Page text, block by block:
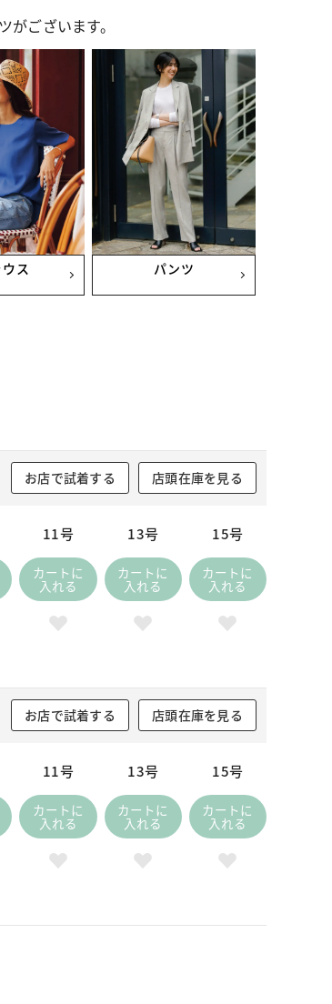
ございます。
ス パンツ
お店で試着する 店頭在庫を見る
11号
カートに
入れる
13号
カートに
入れる
15号
カートに
入れる
お店で試着する 店頭在庫を見る
11号
カートに
入れる
13号
カートに
入れる
15号
カートに
入れる